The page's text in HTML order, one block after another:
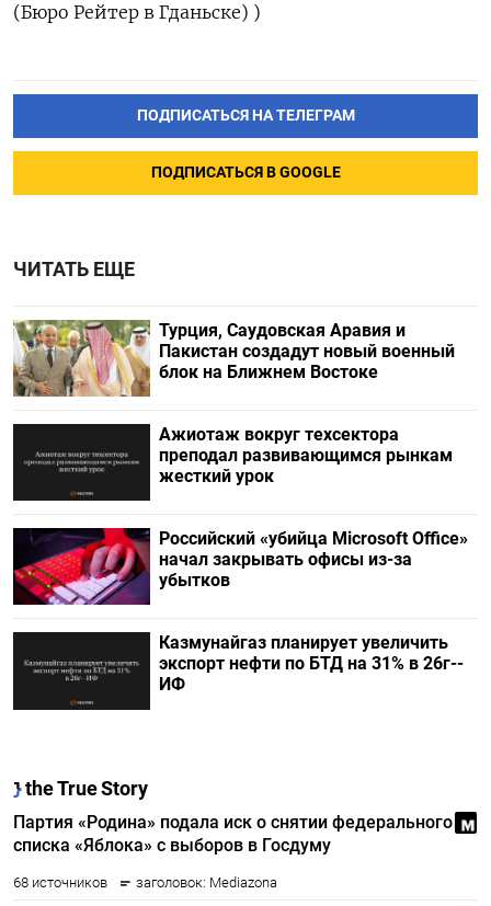
(Бюро ​Рейтер в ‌Гданьске) )
ПОДПИСАТЬСЯ НА ТЕЛЕГРАМ
ПОДПИСАТЬСЯ В GOOGLE
ЧИТАТЬ ЕЩЕ
Турция, Саудовская Аравия и
Пакистан создадут новый военный
блок на Ближнем Востоке
Ажиотаж вокруг техсектора
преподал развивающимся рынкам
жесткий урок
Российский «убийца Microsoft Office»
начал закрывать офисы из-за
убытков
Казмунайгаз планирует увеличить
экспорт нефти по БТД на 31% в 26г--
ИФ